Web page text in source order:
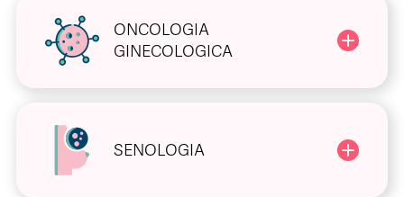
ONCOLOGIA
GINECOLOGICA
SENOLOGIA